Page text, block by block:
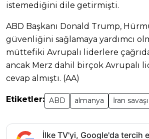
istemediğini dile getirmişti.
ABD Başkanı Donald Trump,
güvenliğini sağlamaya yardımcı
müttefiki Avrupalı liderlere
ancak Merz dahil birçok Avrupalı
cevap almıştı. (AA)
Etiketler: ABD almanya İran savaşı
İlke TV'yi, Google'da tercih